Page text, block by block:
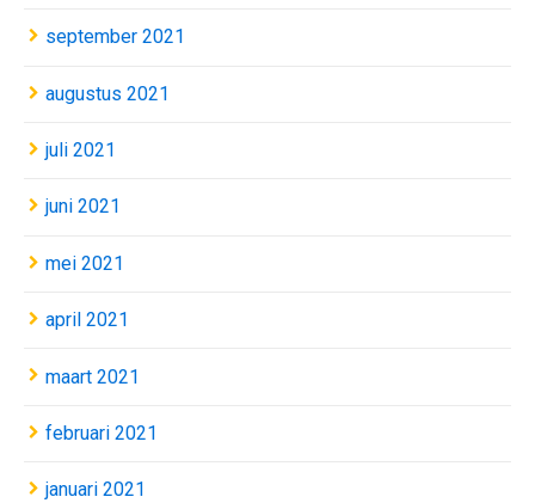
september 2021
augustus 2021
juli 2021
juni 2021
mei 2021
april 2021
maart 2021
februari 2021
januari 2021